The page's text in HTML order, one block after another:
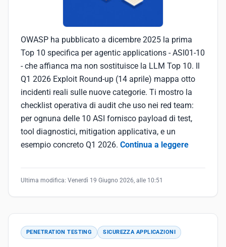
OWASP ha pubblicato a dicembre 2025 la prima
Top 10 specifica per agentic applications - ASI01-10
- che affianca ma non sostituisce la LLM Top 10. Il
Q1 2026 Exploit Round-up (14 aprile) mappa otto
incidenti reali sulle nuove categorie. Ti mostro la
checklist operativa di audit che uso nei red team:
per ognuna delle 10 ASI fornisco payload di test,
tool diagnostici, mitigation applicativa, e un
esempio concreto Q1 2026. Continua a leggere
Ultima modifica: Venerdì 19 Giugno 2026, alle 10:51
PENETRATION TESTING SICUREZZA APPLICAZIONI